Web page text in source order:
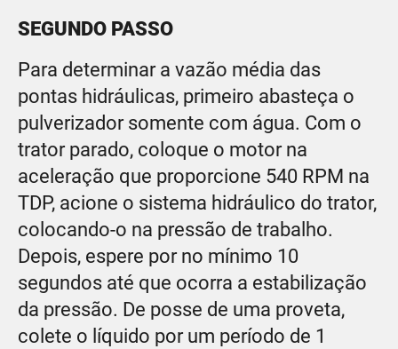
SEGUNDO PASSO
Para determinar a vazão média das
pontas hidráulicas, primeiro abasteça o
pulverizador somente com água. Com o
trator parado, coloque o motor na
aceleração que proporcione 540 RPM na
TDP, acione o sistema hidráulico do trator,
colocando-o na pressão de trabalho.
Depois, espere por no mínimo 10
segundos até que ocorra a estabilização
da pressão. De posse de uma proveta,
colete o líquido por um período de 1